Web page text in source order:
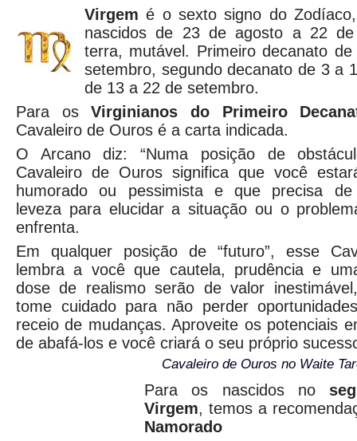
Virgem é o sexto signo do
nascidos de 23 de agosto a 22
terra, mutável. Primeiro decanato
setembro, segundo decanato de 3 a
de 13 a 22 de setembro.
Para osVirginianos do Primeiro
Cavaleiro de Ouros é a carta indicada.
O Arcano diz: “Numa posição de
Cavaleiro de Ouros significa que você
humorado ou pessimista e que precisa
leveza para elucidar a situação ou o
enfrenta.
Em qualquer posição de “futuro”, esse
lembra a você que cautela, prudência e
dose de realismo serão de valor
tome cuidado para não perder
receio de mudanças. Aproveite os potenciais
de abafá-los e você criará o seu próprio
Cavaleiro de Ouros no Waite
Para os nascidos no
Virgem, temos a
Namorado